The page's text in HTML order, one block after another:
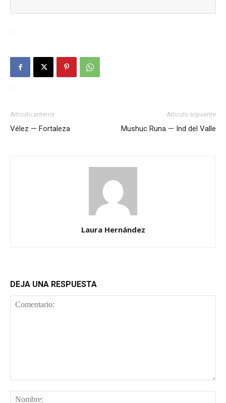
Artículo anterior
Vélez — Fortaleza
Artículo siguiente
Mushuc Runa — Ind del Valle
Laura Hernández
DEJA UNA RESPUESTA